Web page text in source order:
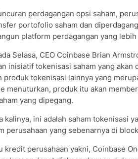
perdagangan opsi saham,
portofolio saham dan
platform perdagangan yang
Selasa, CEO Coinbase Brian
inisiatif tokenisasi saham yang akan
produk tokenisasi lainnya yang
menuturkan, produk itu akan
yang dipegang.
kalinya, ini adalah saham tokenisasi
perusahaan yang sebenarnya di
kredit perusahaan yakni, Coinbase